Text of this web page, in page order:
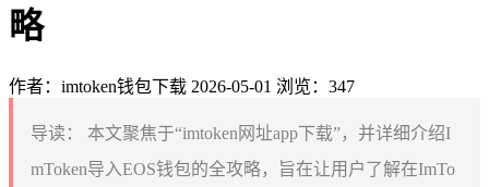
略
作者：imtoken钱包下载 2026-05-01 浏览：347
导读：
本文聚焦于“imtoken网址app下载”，并详细介绍I
mToken导入EOS钱包的全攻略，旨在让用户了解在ImTo